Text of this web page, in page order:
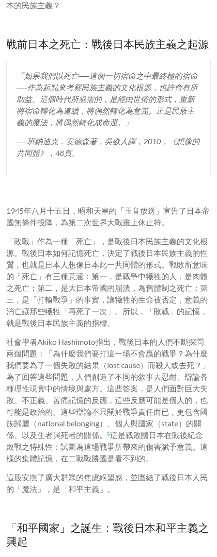
本的民族主義？
戰前日本之死亡：戰後日本民族主義之起源
「如果我們以死亡──這個一切宿命之中最終極的宿命
──作為起點來考察民族主義的文化根源，也許會有所
助益。這個時代所亟需的，是經由世俗的形式，重新
將宿命轉化為連續，將偶然轉化為意義。正是民族主
義的魔法，將偶然轉化成命運。」
──班納迪克．安德森著，吳叡人譯，2010，《想像的
共同體》，48頁。
1945年八月十五日，昭和天皇的「玉音放送」宣告了日本帝
國無條件投降，為第二次世界大戰畫上休止符。
「敗戰」作為一種「死亡」，是戰後日本民族主義的文化根
源。戰後日本如何記憶死亡，決定了戰後日本民族主義的性
質，也就是日本人想像日本此一共同體的形式。戰敗所意味
的「死亡」有三種意涵：第一，是戰爭中犧牲的人，是肉體
之死亡；第二，是大日本帝國的崩潰，為舊體制之死亡；第
三，是「打輸戰爭」的事實，讓犧牲的生命被否定，意義的
消亡讓那些犧牲「再死了一次」。所以，「敗戰」的記憶，
就是戰後日本民族主義的指標。
社會學者Akiko Hashimoto指出，戰後日本的人們不斷探問
兩個問題：「為什麼我們要打這一場不會贏的戰爭？為什麼
我們要為了一個失敗的結果（lost cause）而殺人或去死？」
為了回答這些問題，人們創造了不同的敘事去忍耐、辯論各
種理性現實中的情境與處方。這些答案，是人們面對巨大失
敗、不正義、苦痛記憶的反應，這些反應可能是個人的，也
可能是政治的。這些辯論不只關於戰爭責任而已，更包含國
族歸屬（national belonging）、個人與國家（state）的關
係、以及生者與死者的關係。8這是戰敗國日本在戰後紀念
敗戰之特殊性：試圖為這場戰爭所帶來的傷害賦予意義。這
樣的集體記憶，在二戰戰勝國是看不到的。
這股安撫了廣大群眾的焦慮絕望感，並團結了戰後日本人民
的「魔法」，是「和平主義」。
「和平國家」之誕生：戰後日本和平主義之
興起